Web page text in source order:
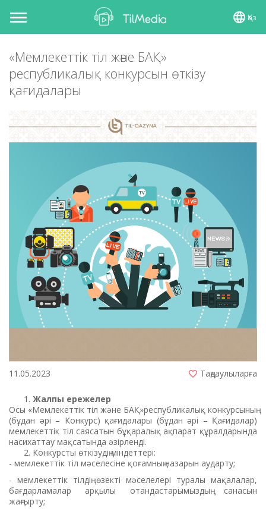
Toggle
navigation
Қаз
«Мемлекеттік тіл және БАҚ»
республикалық конкурсын өткізу
қағидалары
11.05.2023 Таңдаулыларға
Жалпы ережелер
Осы «Мемлекеттік тіл және БАҚ»республикалық конкурсының
(бұдан әрі – Конкурс) қағидалары (бұдан әрі – Қағидалар)
мемлекеттік тіл саясатын бұқаралық ақпарат құралдарында
насихаттау мақсатында әзірленді.
Конкурсты өткізудің міндеттері:
- мемлекеттік тіл мәселесіне қоғамның назарын аударту;
- мемлекеттік тілдің өзекті мәселелері туралы мақалалар,
бағдарламалар арқылы отандастарымыздың санасын
жаңғырту;